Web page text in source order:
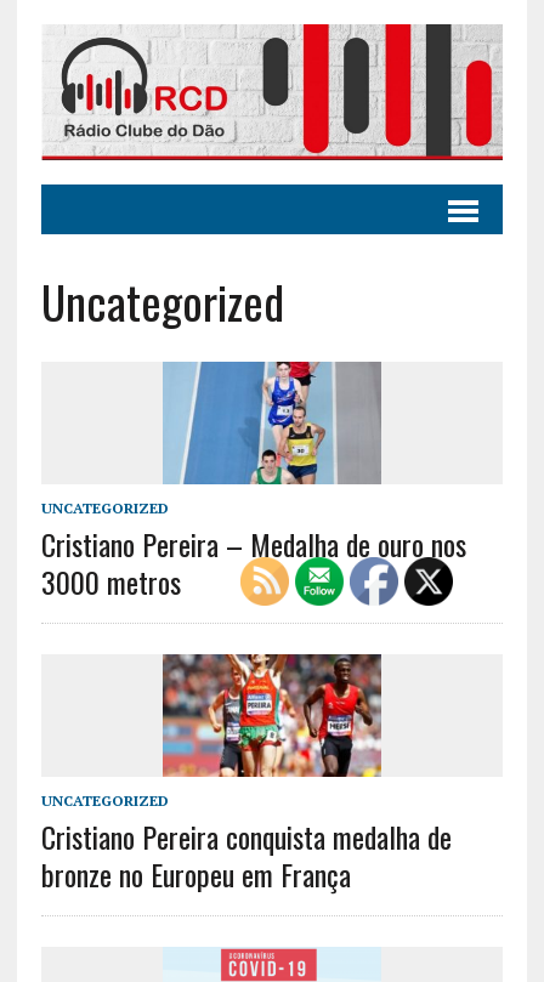
Uncategorized
UNCATEGORIZED
Cristiano Pereira – Medalha de ouro nos
3000 metros
UNCATEGORIZED
Cristiano Pereira conquista medalha de
bronze no Europeu em França